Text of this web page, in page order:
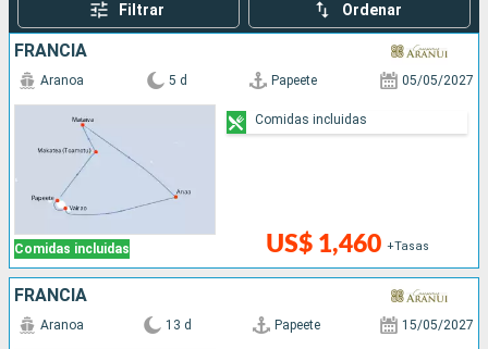
Filtrar Ordenar
FRANCIA
Comidas incluidas
Aranoa 5 d Papeete 05/05/2027
US$ 1,460 +Tasas
Comidas incluidas
FRANCIA
Aranoa 13 d Papeete 15/05/2027